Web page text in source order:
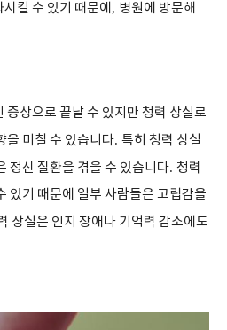
킬 수 있기 때문에 , 병원에 방문해
증상으로 끝날 수 있지만 청력 상실로
을 미칠 수 있습니다. 특히 청력 상실
정신 질환을 겪을 수 있습니다. 청력
있기 때문에 일부 사람들은 고립감을
상실은 인지 장애나 기억력 감소에도